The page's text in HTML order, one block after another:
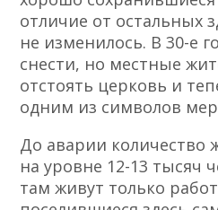
отличие от остальных
не изменилось. В 30-е
снести, но местные
отстоять церковь и
одним из символов
До аварии количество
на уровне 12-13 тысяч
там живут только